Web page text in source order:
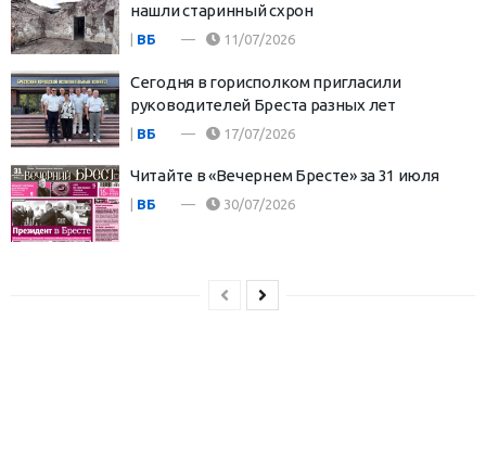
нашли старинный схрон
ВБ 11/07/2026
Сегодня в горисполком пригласили
руководителей Бреста разных лет
| ВБ 17/07/2026
Читайте в «Вечернем Бресте» за 31 июля
ВБ 30/07/2026